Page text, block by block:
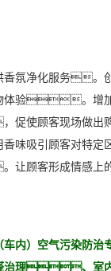
香氛净化服务。
体验。增加
使顾客现场做出购
吸引顾客对特定区
让顾客形成情感上
车内）空气污染防
治理、室